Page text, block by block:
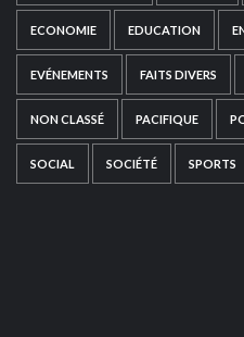
ECONOMIE EDUCATION
EVÉNEMENTS FAITS DIVERS
NON CLASSÉ PACIFIQUE
SOCIAL SOCIÉTÉ SPORTS